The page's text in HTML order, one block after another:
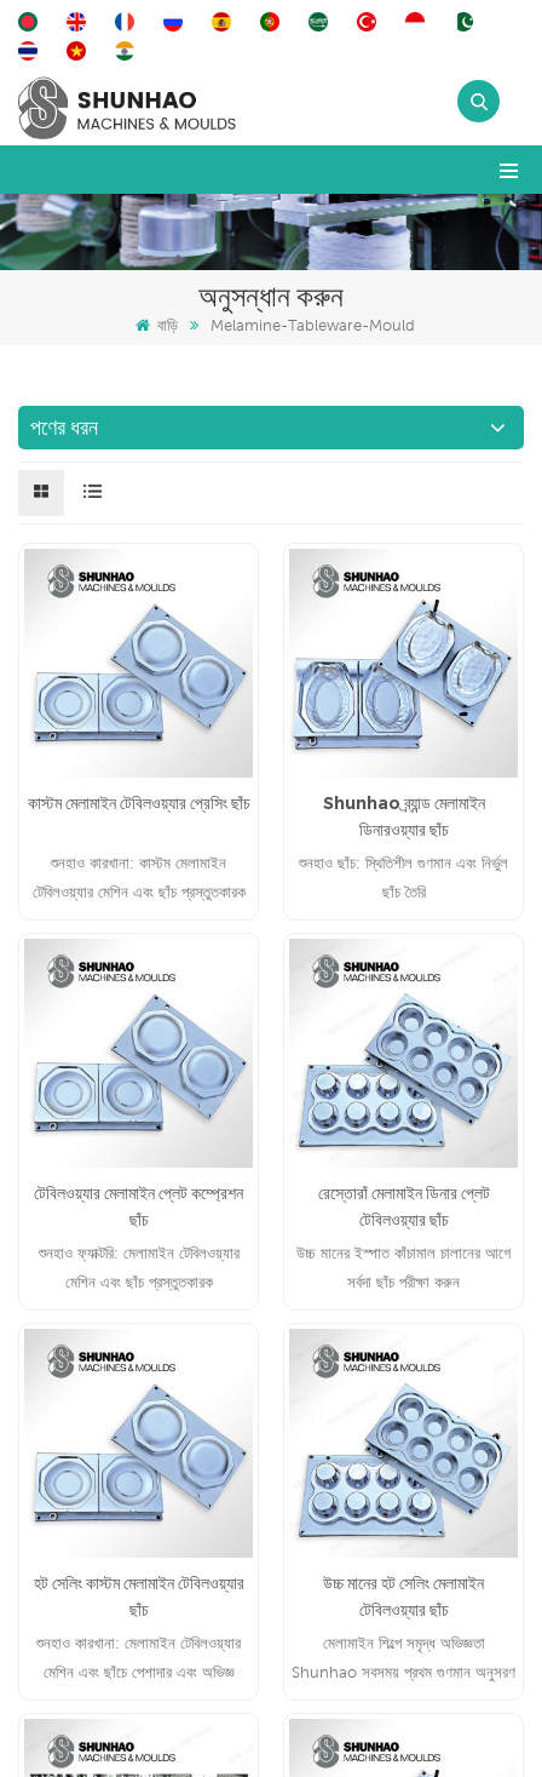
অনুসন্ধান করুন
বাড়ি Melamine-Tableware-Mould
পণের ধরন
কাস্টম মেলামাইন টেবিলওয়্যার প্রেসিং ছাঁচ
শুনহাও কারখানা: কাস্টম মেলামাইন
টেবিলওয়্যার মেশিন এবং ছাঁচ প্রস্তুতকারক
Shunhao ব্র্যান্ড মেলামাইন
ডিনারওয়্যার ছাঁচ
শুনহাও ছাঁচ: স্থিতিশীল গুণমান এবং নির্ভুল
ছাঁচ তৈরি
টেবিলওয়্যার মেলামাইন প্লেট কম্প্রেশন
ছাঁচ
শুনহাও ফ্যাক্টরি: মেলামাইন টেবিলওয়্যার
মেশিন এবং ছাঁচ প্রস্তুতকারক
রেস্তোরাঁ মেলামাইন ডিনার প্লেট
টেবিলওয়্যার ছাঁচ
উচ্চ মানের ইস্পাত কাঁচামাল চালানের আগে
সর্বদা ছাঁচ পরীক্ষা করুন
হট সেলিং কাস্টম মেলামাইন টেবিলওয়্যার
ছাঁচ
শুনহাও কারখানা: মেলামাইন টেবিলওয়্যার
মেশিন এবং ছাঁচে পেশাদার এবং অভিজ্ঞ
উচ্চ মানের হট সেলিং মেলামাইন
টেবিলওয়্যার ছাঁচ
মেলামাইন শিল্পে সমৃদ্ধ অভিজ্ঞতা
Shunhao সবসময় প্রথম গুণমান অনুসরণ